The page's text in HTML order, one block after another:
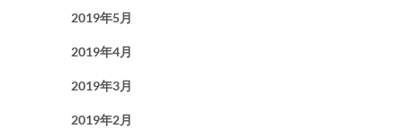
2019年5月
2019年4月
2019年3月
2019年2月